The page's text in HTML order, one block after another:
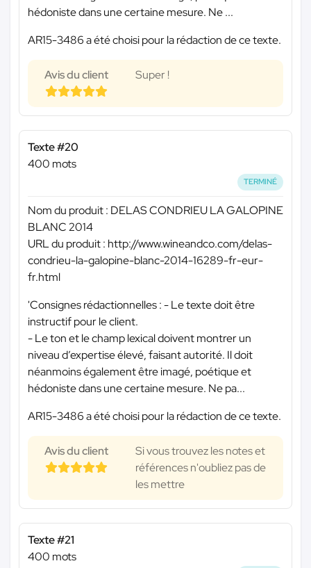
hédoniste dans une certaine mesure. Ne ...
AR15-3486 a été choisi pour la rédaction de ce texte.
Avis du client Super !
Texte #20
400 mots
TERMINÉ
Nom du produit : DELAS CONDRIEU LA GALOPINE
BLANC 2014
URL du produit : http://www.wineandco.com/delas-
condrieu-la-galopine-blanc-2014-16289-fr-eur-
fr.html
'Consignes rédactionnelles : - Le texte doit être
instructif pour le client.
- Le ton et le champ lexical doivent montrer un
niveau d’expertise élevé, faisant autorité. Il doit
néanmoins également être imagé, poétique et
hédoniste dans une certaine mesure. Ne pa...
AR15-3486 a été choisi pour la rédaction de ce texte.
Avis du client
Si vous trouvez les notes et
références n'oubliez pas de
les mettre
Texte #21
400 mots